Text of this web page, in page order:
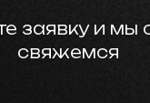
заявку и мы
свяжемся